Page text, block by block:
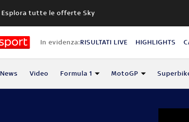
Esplora tutte le offerte Sky
In evidenza:RISULTATI LIVE HIGHLIGHTS
News Video Formula 1 MotoGP